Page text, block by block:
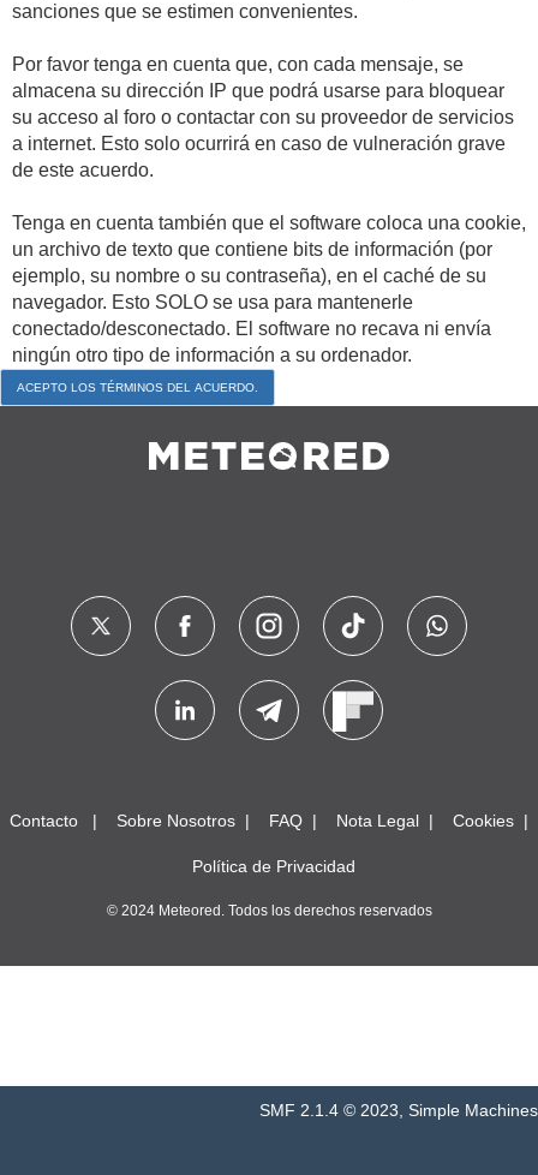
sanciones que se estimen convenientes.
Por favor tenga en cuenta que, con cada mensaje, se
almacena su dirección IP que podrá usarse para bloquear
su acceso al foro o contactar con su proveedor de servicios
a internet. Esto solo ocurrirá en caso de vulneración grave
de este acuerdo.
Tenga en cuenta también que el software coloca una cookie,
un archivo de texto que contiene bits de información (por
ejemplo, su nombre o su contraseña), en el caché de su
navegador. Esto SOLO se usa para mantenerle
conectado/desconectado. El software no recava ni envía
ningún otro tipo de información a su ordenador.
Contacto Sobre Nosotros FAQ Nota Legal Cookies
Política de Privacidad
© 2024 Meteored. Todos los derechos reservados
SMF 2.1.4 © 2023 Simple Machines